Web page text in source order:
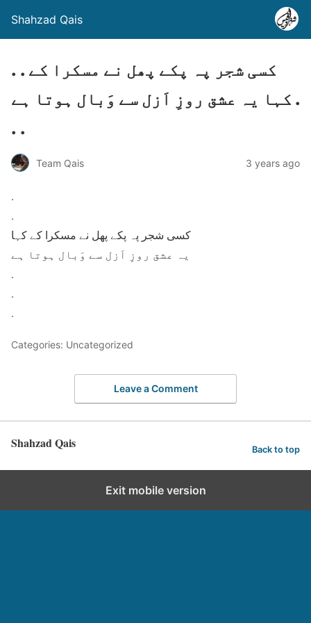
Shahzad Qais
. . کسی شجر پہ پکے پھل نے مسکرا کے
کہا یہ عشق روزِ اَزل سے وَبال ہوتا ہے .
. .
Team Qais 3 years ago
.
.
کسی شجر پہ پکے پھل نے مسکرا کے کہا
یہ عشق روزِ اَزل سے وَبال ہوتا ہے
.
.
.
Categories: Uncategorized
Leave a Comment
Shahzad Qais Back to top
Exit mobile version